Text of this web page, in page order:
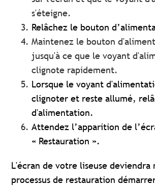
s'éteigne.
Relâchez le bouton
Maintenez le bouton
jusqu'à ce que le voyant
clignote rapidement.
Lorsque le voyant
clignoter et reste allumé,
d'alimentation.
Attendez l’apparition de
« Restauration ».
L'écran de votre liseuse
processus de restauration